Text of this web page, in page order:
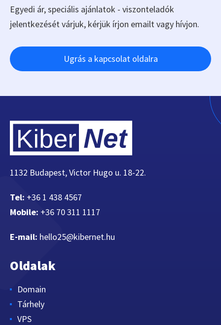
Egyedi ár, speciális ajánlatok - viszonteladók
jelentkezését várjuk, kérjük írjon emailt vagy hívjon.
Ugrás a kapcsolat oldalra
1132 Budapest, Victor Hugo u. 18-22.
Tel: +36 1 438 4567
Mobile: +36 70 311 1117
E-mail: hello25@kibernet.hu
Oldalak
Domain
Tárhely
VPS